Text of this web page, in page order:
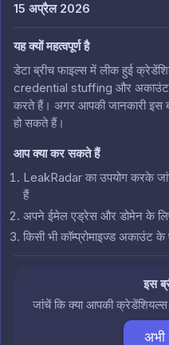
15 अप्रैल 2026
यह क्यों महत्वपूर्ण है
डेटा ब्रीच फाइल्स में लीक हुई
credential stuffing और
करते हैं। अगर आपकी जानकारी इस
हो सकते हैं।
आप क्या कर सकते हैं
LeakRadar का उपयोग करके
हैं
अपने ईमेल एड्रेस और डोमेन के
किसी भी कॉम्प्रोमाइज्ड अकाउंट
इस
जांचें कि क्या आपकी